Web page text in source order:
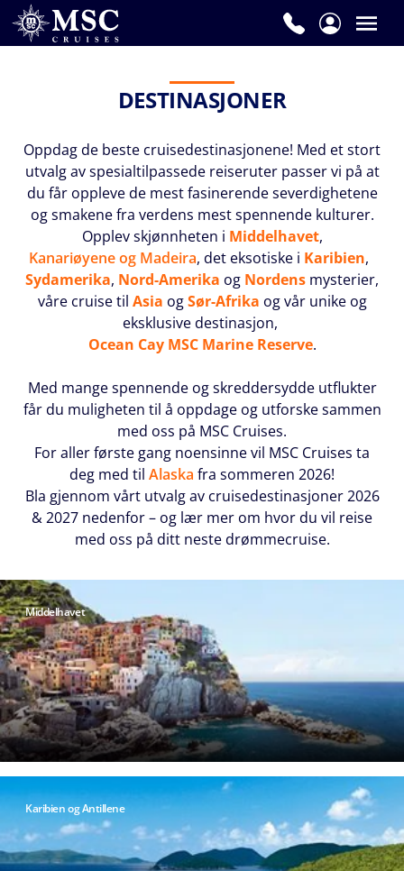
DESTINASJONER
Oppdag de beste cruisedestinasjonene! Med et stort
utvalg av spesialtilpassede reiseruter passer vi på at
du får oppleve de mest fasinerende severdighetene
og smakene fra verdens mest spennende kulturer.
Opplev skjønnheten i Middelhavet,
Kanariøyene og Madeira, det eksotiske i Karibien,
Sydamerika, Nord-Amerika og Nordens mysterier,
våre cruise til Asia ogSør-Afrika og vår unike og
eksklusive destinasjon,
Ocean Cay MSC Marine Reserve.
Med mange spennende og skreddersydde utflukter
får du muligheten til å oppdage og utforske sammen
med oss på MSC Cruises.
For aller første gang noensinne vil MSC Cruises ta
deg med til Alaska fra sommeren 2026!
Bla gjennom vårt utvalg av cruisedestinasjoner 2026
& 2027 nedenfor – og lær mer om hvor du vil reise
med oss på ditt neste drømmecruise.
Middelhavet
Karibien og Antillene